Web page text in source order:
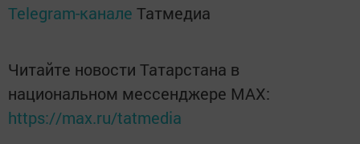
Telegram-канале Татмедиа
Читайте новости Татарстана в
национальном мессенджере MАХ:
https://max.ru/tatmedia